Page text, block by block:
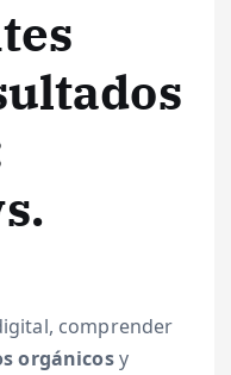
comprender
orgánicosy